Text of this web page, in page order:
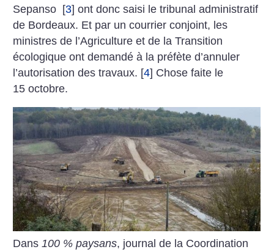
Sepanso [3] ont donc saisi le tribunal administratif
de Bordeaux. Et par un courrier conjoint, les
ministres de l’Agriculture et de la Transition
écologique ont demandé à la préfète d’annuler
l’autorisation des travaux. [4] Chose faite le
15 octobre.
Dans 100 % paysans, journal de la Coordination